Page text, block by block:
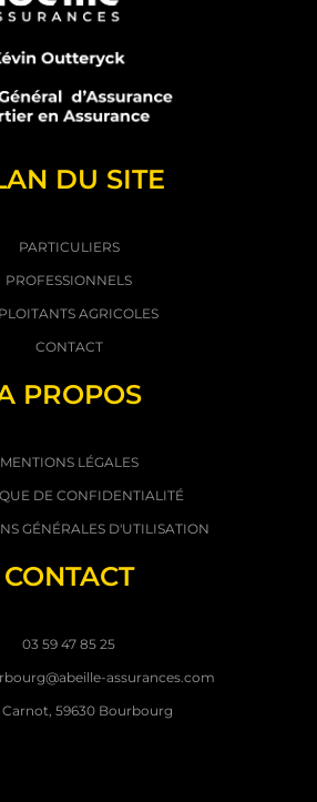
DU SITE
PARTICULIERS
PROFESSIONNELS
AGRICOLES
CONTACT
PROPOS
MENTIONS LÉGALES
DE CONFIDENTIALITÉ
GÉNÉRALES D'UTILISATION
CONTACT
03 59 47 85 25
assurances.com
Carnot, 59630 Bourbourg